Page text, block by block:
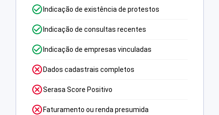
Indicação de existência de protestos
Indicação de consultas recentes
Indicação de empresas vinculadas
Dados cadastrais completos
Serasa Score Positivo
Faturamento ou renda presumida